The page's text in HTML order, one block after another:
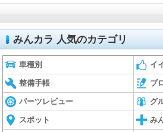
みんカラ 人気のカテゴリ
車種別 イ
整備手帳 ブ
パーツレビュー グ
スポット み